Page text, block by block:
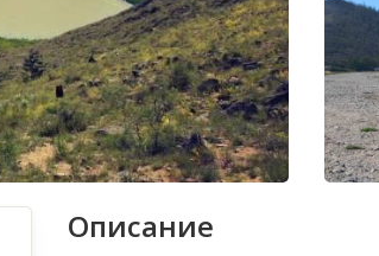
Описание